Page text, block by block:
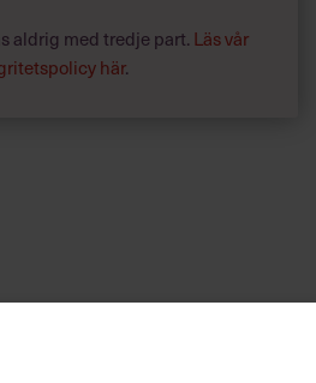
aldrig med tredje part. Läs vår
här.